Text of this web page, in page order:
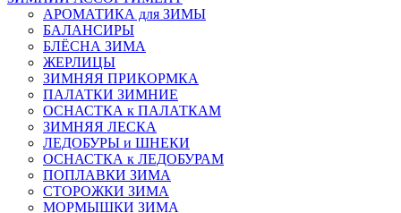
АРОМАТИКА для ЗИМЫ
БАЛАНСИРЫ
БЛЁСНА ЗИМА
ЖЕРЛИЦЫ
ЗИМНЯЯ ПРИКОРМКА
ПАЛАТКИ ЗИМНИЕ
ОСНАСТКА к ПАЛАТКАМ
ЗИМНЯЯ ЛЕСКА
ЛЕДОБУРЫ и ШНЕКИ
ОСНАСТКА к ЛЕДОБУРАМ
ПОПЛАВКИ ЗИМА
СТОРОЖКИ ЗИМА
МОРМЫШКИ ЗИМА